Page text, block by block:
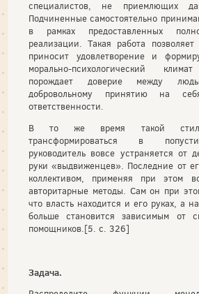
специалистов, не приемлющих
Подчиненные самостоя­тельно
в рамках предоставленных
реализации. Такая работа
приносит удовлетворение и
морально-психологический
порождает доверие между
добровольному принятию на
ответственности.
В то же время такой
трансформироваться в
руководитель вовсе устраняется от
руки «выдвиженцев». Последние от
коллективом, применяя при этом
авторитарные методы. Сам он при
что власть находится и его руках, а
больше становится зависимым от
помощников.[5. с. 326]
Задача.